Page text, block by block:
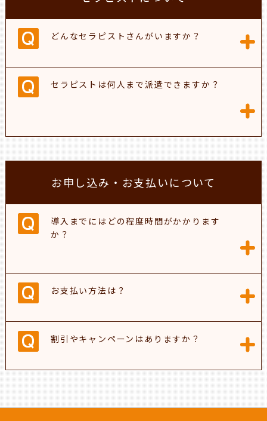
どんなセラピストさんがいますか？
セラピストは何人まで派遣できますか？
お申し込み・お支払いについて
導入までにはどの程度時間がかかります
か？
お支払い方法は？
割引やキャンペーンはありますか？